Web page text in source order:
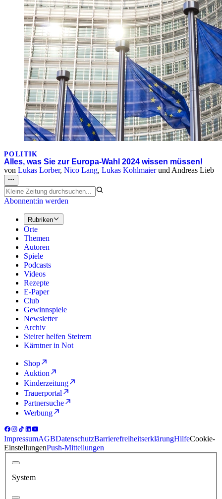
POLITIK
Alles, was Sie zur Europa-Wahl 2024 wissen müssen!
von Lukas Lorber, Nico Lang, Lukas Kohlmaierund Andreas Lieb
Abonnent:in werden
Rubriken
Orte
Themen
Autoren
Spiele
Podcasts
Videos
Rezepte
E-Paper
Club
Gewinnspiele
Newsletter
Archiv
Steirer helfen Steirern
Kärntner in Not
Shop
Auktion
Kinderzeitung
Trauerportal
Partnersuche
Werbung
ImpressumAGBDatenschutzBarrierefreiheitserklärungHilfeCookie-
EinstellungenPush-Mitteilungen
System